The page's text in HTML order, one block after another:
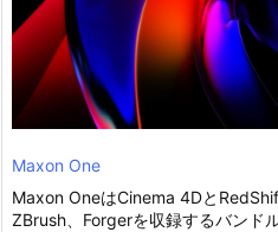
Maxon One
Maxon OneはCinema 4Dと
ZBrush、Forgerを収録するバンド